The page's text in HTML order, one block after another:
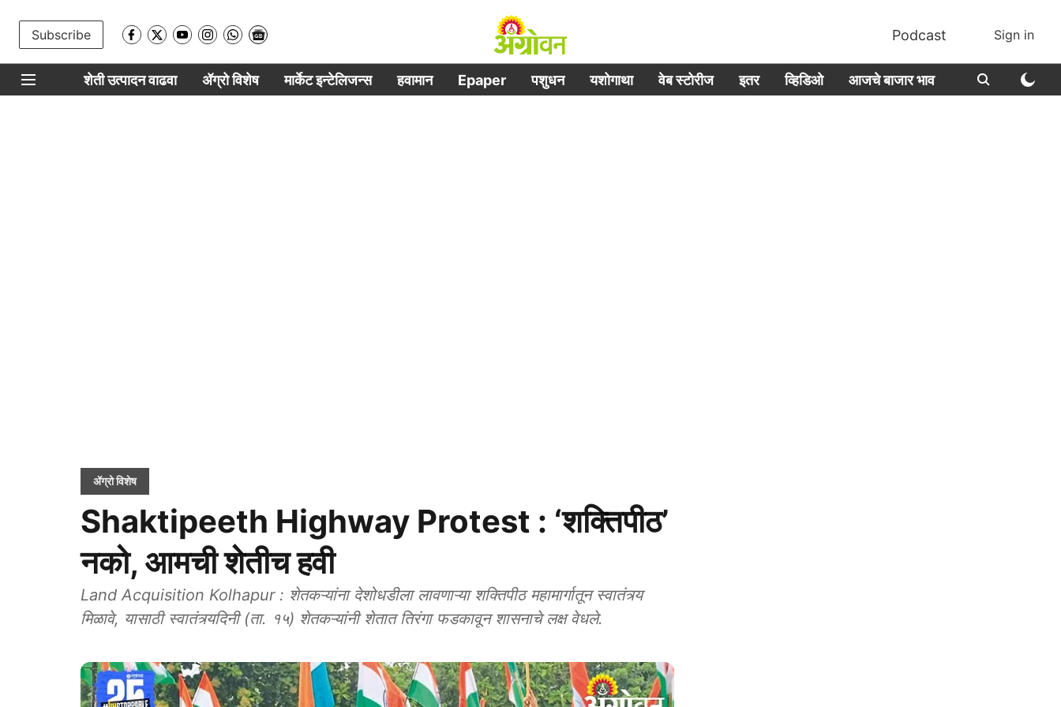
Subscribe Podcast Sign in
शेती उत्पादन वाढवा ॲग्रो विशेष मार्केट इन्टेलिजन्स हवामान Epaper पशुधन यशोगाथा वेब स्टोरीज इतर व्हिडिओ आजचे बाजार भाव
ॲग्रो विशेष
Shaktipeeth Highway Protest : ‘शक्तिपीठ’
नको, आमची शेतीच हवी
Land Acquisition Kolhapur : शेतकऱ्यांना देशोधडीला लावणाऱ्या शक्तिपीठ महामार्गातून स्वातंत्र्य
मिळावे, यासाठी स्वातंत्र्यदिनी (ता. १५) शेतकऱ्यांनी शेतात तिरंगा फडकावून शासनाचे लक्ष वेधले.